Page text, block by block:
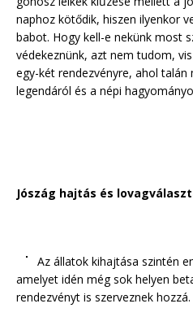
naphoz kötődik, hiszen ilyenkor
babot. Hogy kell-e nekünk most
védekeznünk, azt nem tudom,
egy-két rendezvényre, ahol
legendáról és a népi
Jószág hajtás és
Az állatok kihajtása szintén
amelyet idén még sok helyen
rendezvényt is szerveznek hozzá.